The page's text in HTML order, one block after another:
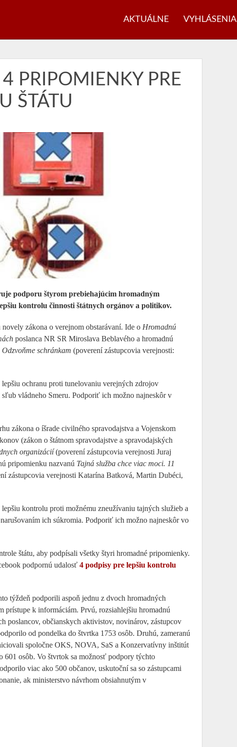
AKTUÁLNE VYHLÁSENIA
PRIPOMIENKY PRE
ŠTÁTU
podporu štyrom prebiehajúcim hromadným
kontrolu činnosti štátnych orgánov a politikov.
zákona o verejnom obstarávaní. Ide o Hromadnú
poslanca NR SR Miroslava Beblavého a hromadnú
Odzvoňme schránkam (poverení zástupcovia verejnosti:
ochranu proti tunelovaniu verejných zdrojov
vládneho Smeru. Podporiť ich možno najneskôr v
zákona o íšrade civilného spravodajstva a Vojenskom
(zákon o štátnom spravodajstve a spravodajských
organizácií(poverení zástupcovia verejnosti Juraj
pripomienku nazvanú Tajná služba chce viac moci. 11
zástupcovia verejnosti Katarína Batková, Martin Dubéci,
kontrolu proti možnému zneužívaniu tajných služieb a
ich súkromia. Podporiť ich možno najneskôr vo
štátu, aby podpísali všetky štyri hromadné pripomienky.
podpornú udalosť 4 podpisy pre lepšiu kontrolu
týždeň podporili aspoň jednu z dvoch hromadných
k informáciám. Prvú, rozsiahlejšiu hromadnú
poslancov, občianskych aktivistov, novinárov, zástupcov
od pondelka do štvrtka 1753 osôb. Druhú, zameranú
spoločne OKS, NOVA, SaS a Konzervatívny inštitút
osôb. Vo štvrtok sa možnosť podpory týchto
viac ako 500 občanov, uskutoční sa so zástupcami
ak ministerstvo návrhom obsiahnutým v